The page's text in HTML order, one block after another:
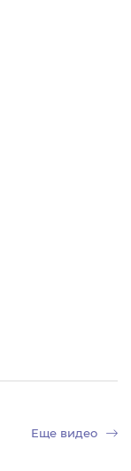
Еще видео